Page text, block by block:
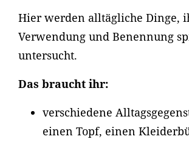
Hier werden alltägliche Dinge,
Verwendung und Benennung
untersucht.
Das braucht ihr:
verschiedene
einen Topf, einen